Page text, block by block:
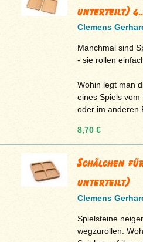
unterteilt)
Clemens
Manchmal sind
- sie rollen
Wohin legt man
eines Spiels
oder im anderen
8,70 €
Schälchen
unterteilt)
Clemens
Spielsteine
wegzurollen.